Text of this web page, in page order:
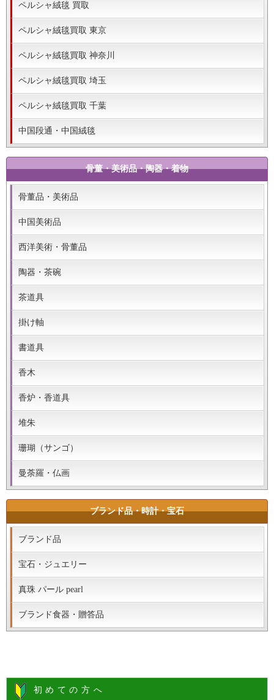
ペルシャ絨毯 買取
ペルシャ絨毯買取 東京
ペルシャ絨毯買取 神奈川
ペルシャ絨毯買取 埼玉
ペルシャ絨毯買取 千葉
中国段通・中国絨毯
骨董・美術品・陶器・着物
骨董品・美術品
中国美術品
西洋美術・骨董品
陶器・茶碗
茶道具
掛け軸
書道具
香木
香炉・香道具
堆朱
珊瑚（サンゴ）
曼荼羅・仏画
ブランド品・時計・宝石
ブランド品
宝石・ジュエリー
真珠 パール pearl
ブランド食器・贈答品
初めての方へ